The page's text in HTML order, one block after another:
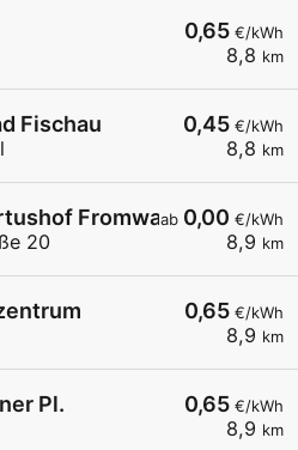
0,65 €/kWh
8,8 km
0,45 €/kWh
8,8 km
Fischau
ab 0,00 €/kWh
8,9 km
Fromwald
20
0,65 €/kWh
8,9 km
0,65 €/kWh
8,9 km
Pl.